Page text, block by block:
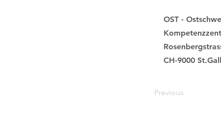
OST -
CH-9000
Previous